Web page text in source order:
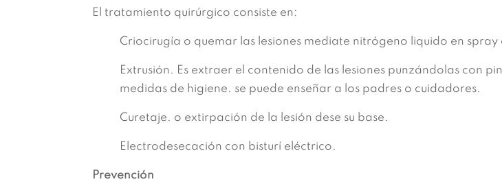
El tratamiento quirúrgico consiste en:
Criocirugía o quemar las lesiones mediate nitrógeno liquido en spray
Extrusión. Es extraer el contenido de las lesiones punzándolas con
medidas de higiene. se puede enseñar a los padres o cuidadores.
Curetaje. o extirpación de la lesión dese su base.
Electrodesecación con bisturí eléctrico.
Prevención